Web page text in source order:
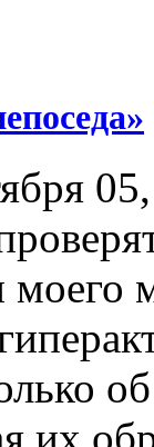
моего
их